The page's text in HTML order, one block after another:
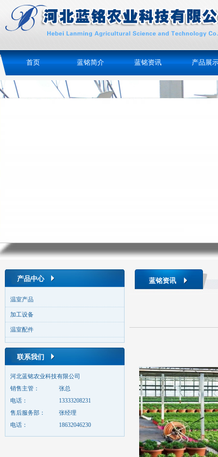
首页 蓝铭简介 蓝铭资讯 产品展
产品中心
温室产品
加工设备
温室配件
联系我们
河北蓝铭农业科技有限公司
销售主管：
张总
电话：
13333208231
售后服务部：
张经理
电话：
18632046230
蓝铭资讯